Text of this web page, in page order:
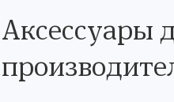
Аксессуары